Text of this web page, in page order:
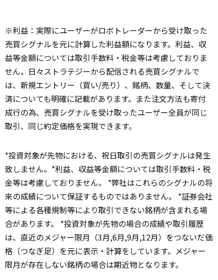
※利益：実際にユーザーがロボトレーダーから受け取った
売買シグナルを元に計算した利益額になります。利益、収
益等金額については取引手数料・税金等は考慮しておりま
せん。日々ストラテジーから配信される売買シグナルで
は、新規エントリー（買い/売り）、銘柄、数量、そして決
済についても明確に記載があります。また注文方法も寄付
成行の為、売買シグナルを受け取ったユーザー全員が同じ
取引、同じ約定価格を実現できます。
*投資対象が先物における、祝日取引の売買シグナルは発生
致しません。*利益、収益等金額については取引手数料・税
金等は考慮しておりません。 *弊社はこれらのシグナルの将
来の成績について保証するものではありません。 *証券会社
等による各種規制等により取引できない銘柄が含まれる場
合があります。 *投資対象が先物の場合の成績や取引履歴
は、直近のメジャー限月（3月,6月,9月,12月）をつないだ価
格（つなぎ足）を元に表示・計算をしています。メジャー
限月が存在しない銘柄の場合は期近物となります。